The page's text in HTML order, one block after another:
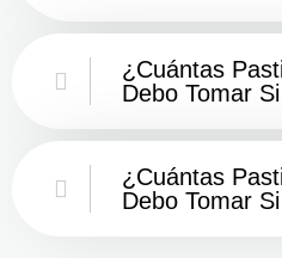
¿Cuántas
Debo Tomar
¿Cuántas
Debo Tomar